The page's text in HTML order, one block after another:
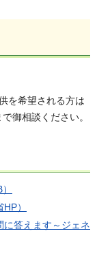
を希望される方は
御相談ください。
）
答えます～ジェネ